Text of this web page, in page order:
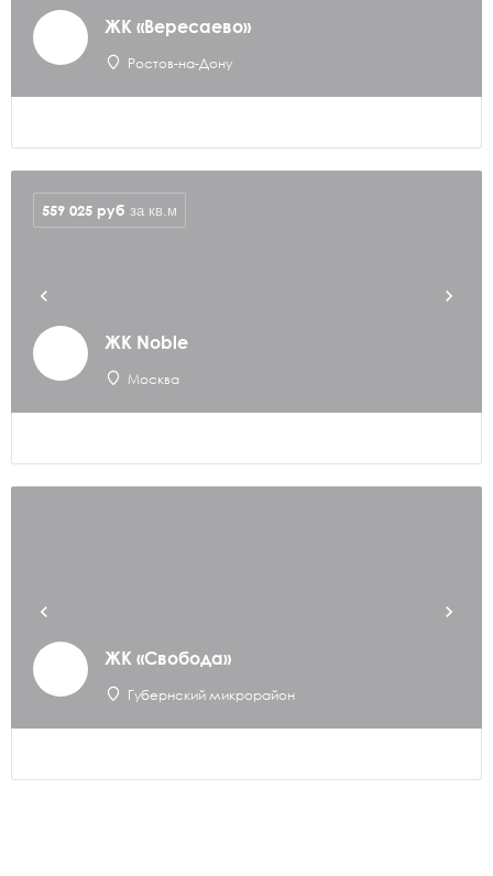
ЖК «Вересаево»
Ростов-на-Дону
ЖК Noble
Москва
559 025 руб за кв.м
ЖК «Свобода»
Губернский микрорайон